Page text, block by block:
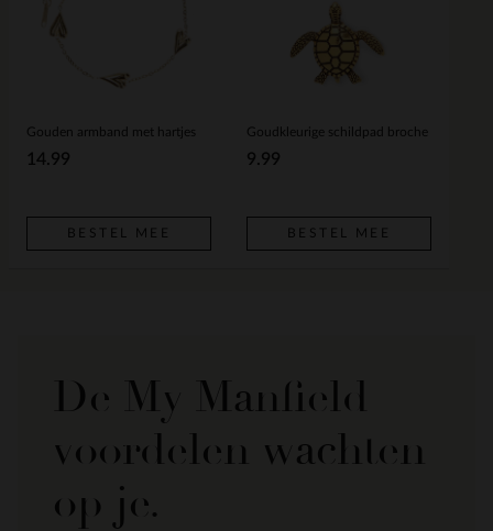
Gouden armband met hartjes
14.99
BESTEL MEE
Goudkleurige schildpad broche
9.99
BESTEL MEE
De My Manfield
voordelen wachten
op je.